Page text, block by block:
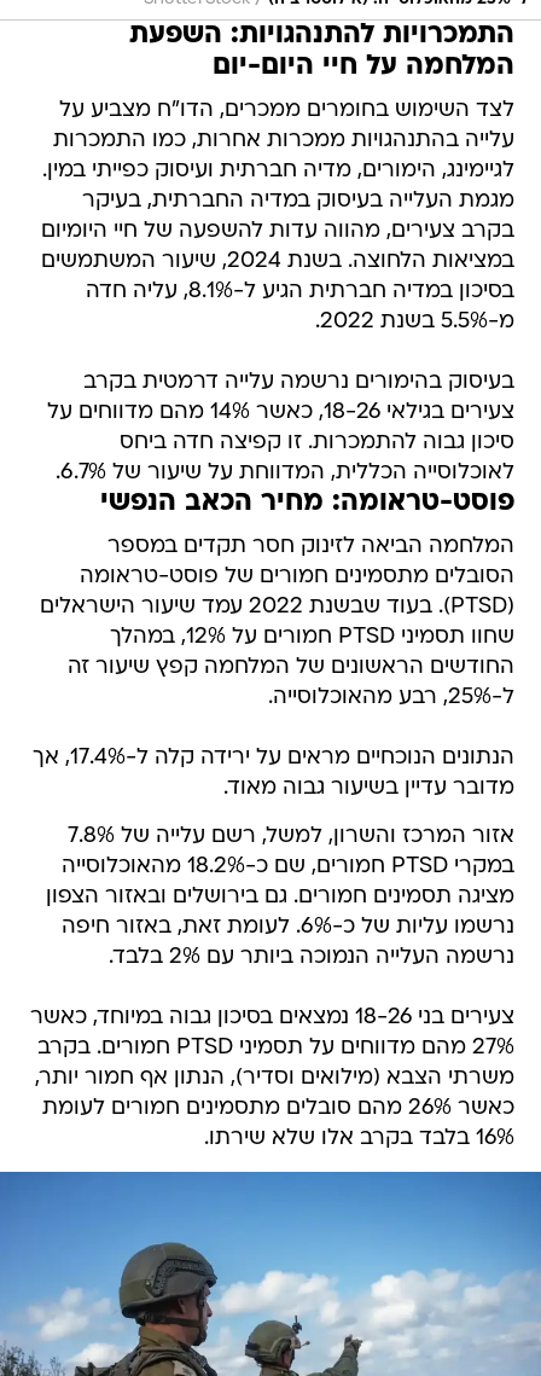
התמכרויות להתנהגויות: השפעת
המלחמה על חיי היום-יום
לצד השימוש בחומרים ממכרים, הדו"ח מצביע על
עלייה בהתנהגויות ממכרות אחרות, כמו התמכרות
לגיימינג, הימורים, מדיה חברתית ועיסוק כפייתי במין.
מגמת העלייה בעיסוק במדיה החברתית, בעיקר
בקרב צעירים, מהווה עדות להשפעה של חיי היומיום
במציאות הלחוצה. בשנת 2024, שיעור המשתמשים
בסיכון במדיה חברתית הגיע ל-8.1%, עליה חדה
מ-5.5% בשנת 2022.
בעיסוק בהימורים נרשמה עלייה דרמטית בקרב
צעירים בגילאי 18-26, כאשר 14% מהם מדווחים על
סיכון גבוה להתמכרות. זו קפיצה חדה ביחס
לאוכלוסייה הכללית, המדווחת על שיעור של 6.7%.
פוסט-טראומה: מחיר הכאב הנפשי
המלחמה הביאה לזינוק חסר תקדים במספר
הסובלים מתסמינים חמורים של פוסט-טראומה
(PTSD). בעוד שבשנת 2022 עמד שיעור הישראלים
שחוו תסמיני PTSD חמורים על 12%, במהלך
החודשים הראשונים של המלחמה קפץ שיעור זה
ל-25%, רבע מהאוכלוסייה.
הנתונים הנוכחיים מראים על ירידה קלה ל-17.4%, אך
מדובר עדיין בשיעור גבוה מאוד.
אזור המרכז והשרון, למשל, רשם עלייה של 7.8%
במקרי PTSD חמורים, שם כ-18.2% מהאוכלוסייה
מציגה תסמינים חמורים. גם בירושלים ובאזור הצפון
נרשמו עליות של כ-6%. לעומת זאת, באזור חיפה
נרשמה העלייה הנמוכה ביותר עם 2% בלבד.
צעירים בני 18-26 נמצאים בסיכון גבוה במיוחד, כאשר
27% מהם מדווחים על תסמיני PTSD חמורים. בקרב
משרתי הצבא (מילואים וסדיר), הנתון אף חמור יותר,
כאשר 26% מהם סובלים מתסמינים חמורים לעומת
16% בלבד בקרב אלו שלא שירתו.